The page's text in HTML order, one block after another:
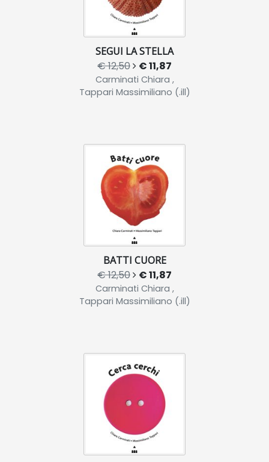
SEGUI LA STELLA
€ 12,50 € 11,87
Carminati Chiara ,
Tappari Massimiliano (.ill)
BATTI CUORE
€ 12,50 € 11,87
Carminati Chiara ,
Tappari Massimiliano (.ill)